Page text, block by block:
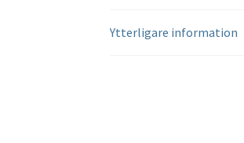
Ytterligare information